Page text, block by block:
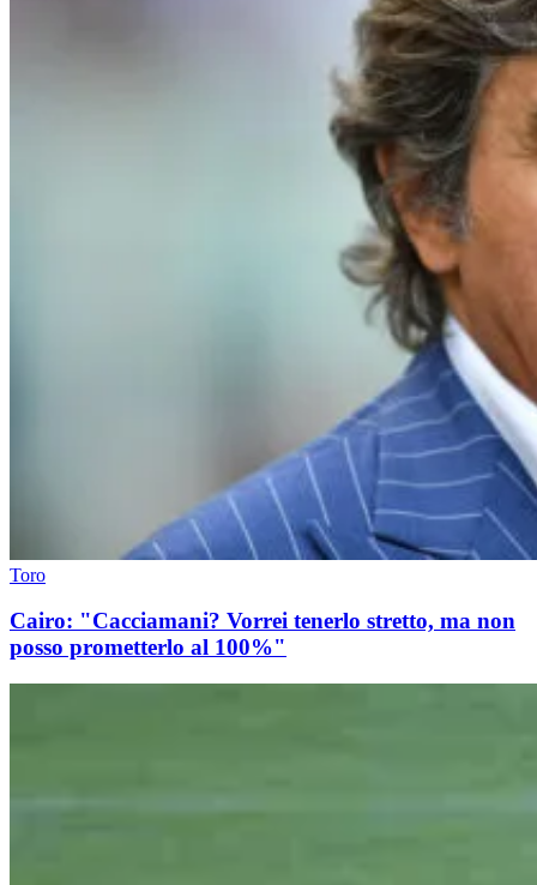
Toro
Cairo: "Cacciamani? Vorrei tenerlo stretto, ma non
posso prometterlo al 100%"